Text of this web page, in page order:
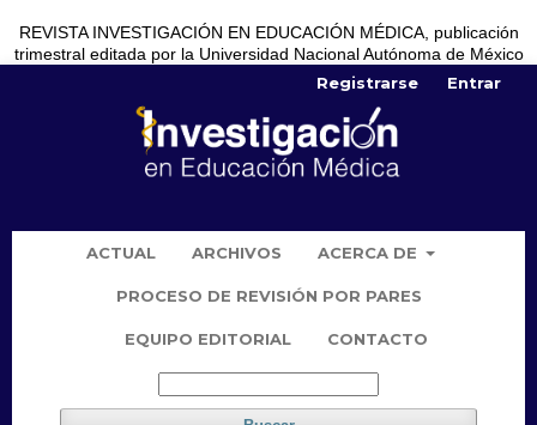
REVISTA INVESTIGACIÓN EN EDUCACIÓN MÉDICA, publicación
trimestral editada por la Universidad Nacional Autónoma de México
ACTUAL ARCHIVOS ACERCA DE
PROCESO DE REVISIÓN POR PARES
EQUIPO EDITORIAL CONTACTO
Registrarse Entrar